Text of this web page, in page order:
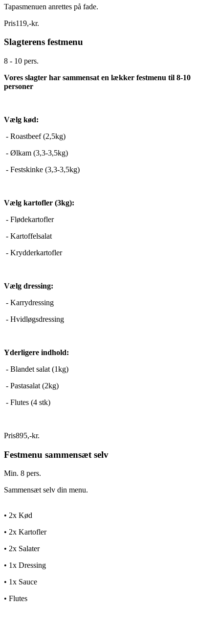
Tapasmenuen anrettes på fade.
Pris119,-kr.
Slagterens festmenu
8 - 10 pers.
Vores slagter har sammensat en lækker festmenu til 8-10
personer
Vælg kød:
- Roastbeef (2,5kg)
- Ølkam (3,3-3,5kg)
- Festskinke (3,3-3,5kg)
Vælg kartofler (3kg):
- Flødekartofler
- Kartoffelsalat
- Krydderkartofler
Vælg dressing:
- Karrydressing
- Hvidløgsdressing
Yderligere indhold:
- Blandet salat (1kg)
- Pastasalat (2kg)
- Flutes (4 stk)
Pris895,-kr.
Festmenu sammensæt selv
Min. 8 pers.
Sammensæt selv din menu.
• 2x Kød
• 2x Kartofler
• 2x Salater
• 1x Dressing
• 1x Sauce
• Flutes